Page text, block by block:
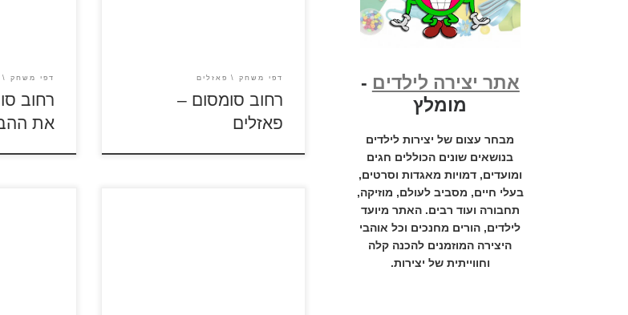
דפי משחק פאזלים
רחוב סומסום –
פאזלים
דפי משחק
רחוב
את
אתר יצירה לילדים -
מומלץ
מבחר עצום של יצירות לילדים
בנושאים שונים הכוללים חגים
ומועדים, דמויות מאגדות וסרטים,
בעלי חיים, מסביב לעולם, מוזיקה,
תחבורה ועוד רבים. האתר מיועד
לילדים, הורים מחנכים וכל אוהבי
היצירה המוזמנים להכנה קלה
וחווייתית של יצירות.